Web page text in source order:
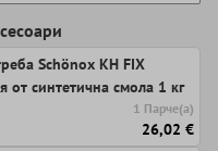
Schönox KH FIX
от синтетична смола 1 кг
1 Парче(а)
26,02 €